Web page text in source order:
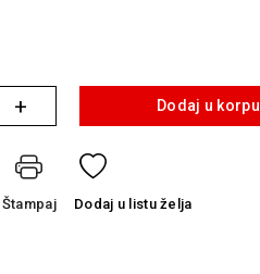
+ Dodaj u korpu
Štampaj Dodaj u listu želja